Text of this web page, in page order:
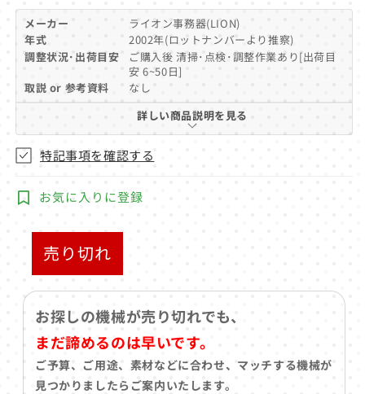
デ
ア
(1)
く
メーカー
ライオン事務器(LION)
年式
2002年(ロットナンバーより推察)
調整状況･出荷目安
ご購入後 清掃･点検･調整作業あり[出荷目
安 6~50日]
取説 or 参考資料
なし
詳しい商品説明を見る
特記事項を確認する
お気に入りに登録
売り切れ
お探しの機械が売り切れでも、
まだ諦めるのは早いです。
ご予算、ご用途、素材などに合わせ、マッチする機械が
見つかりましたらご案内いたします。